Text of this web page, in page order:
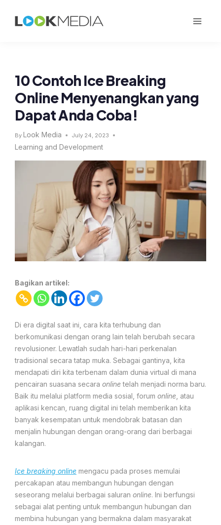
10 Contoh Ice Breaking
Online Menyenangkan yang
Dapat Anda Coba!
By Look Media July 24, 2023
Learning and Development
Bagikan artikel:
Di era digital saat ini, cara kita terhubung dan
berkomunikasi dengan orang lain telah berubah secara
revolusioner. Lewatlah sudah hari-hari perkenalan
tradisional secara tatap muka. Sebagai gantinya, kita
mendapati diri kita terbenam dalam dunia virtual di mana
pencairan suasana secara onlinetelah menjadi norma baru.
Baik itu melalui platform media sosial, forum online , atau
aplikasi kencan, ruang digital ini telah memberikan kita
banyak kesempatan untuk mendobrak batasan dan
menjalin hubungan dengan orang-orang dari berbagai
kalangan.
Ice breaking online mengacu pada proses memulai
percakapan atau membangun hubungan dengan
seseorang melalui berbagai saluran online. Ini berfungsi
sebagai alat penting untuk membangun hubungan dan
membina hubungan yang bermakna dalam masyarakat